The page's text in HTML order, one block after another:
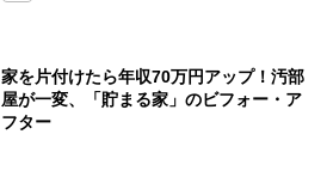
家を片付けたら年収70万円アップ！汚部
屋が一変、「貯まる家」のビフォー・ア
フター